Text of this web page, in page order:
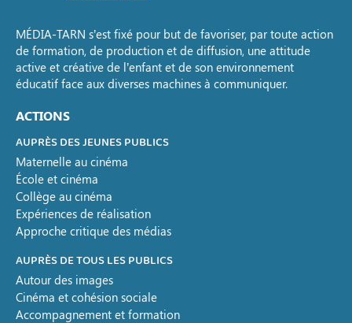
MÉDIA-TARN s’est fixé pour but de favoriser, par toute action
de formation, de production et de diffusion, une attitude
active et créative de l’enfant et de son environnement
éducatif face aux diverses machines à communiquer.
ACTIONS
AUPRÈS DES JEUNES PUBLICS
Maternelle au cinéma
École et cinéma
Collège au cinéma
Expériences de réalisation
Approche critique des médias
AUPRÈS DE TOUS LES PUBLICS
Autour des images
Cinéma et cohésion sociale
Accompagnement et formation